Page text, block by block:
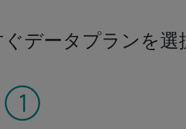
データプランを